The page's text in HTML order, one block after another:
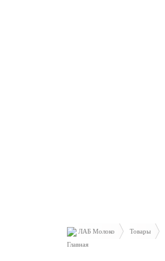
ЛАБ Молоко Товары